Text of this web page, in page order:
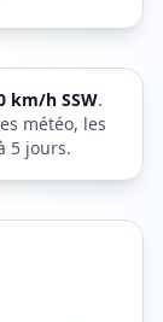
km/h SSW.
météo, les
5 jours.